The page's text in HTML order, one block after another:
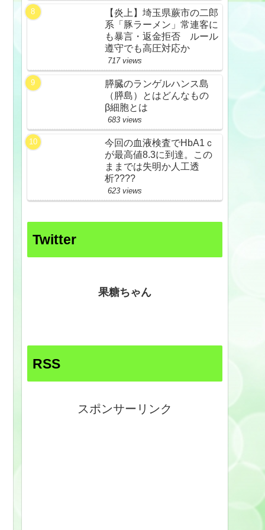
【炎上】埼玉県蕨市の二郎
系「豚ラーメン」常連客に
も暴言・返金拒否 ルール
遵守でも高圧対応か
717 views
膵臓のランゲルハンス島
（膵島）とはどんなもの
β細胞とは
683 views
今回の血液検査でHbA1ｃ
が最高値8.3に到達。この
ままでは失明か人工透
析????
623 views
Twitter
果糖ちゃん
RSS
スポンサーリンク